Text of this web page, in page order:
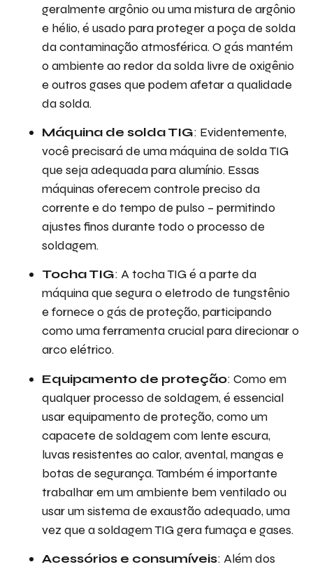
geralmente argônio ou uma mistura de argônio
e hélio, é usado para proteger a poça de solda
da contaminação atmosférica. O gás mantém
o ambiente ao redor da solda livre de oxigênio
e outros gases que podem afetar a qualidade
da solda.
Máquina de solda TIG: Evidentemente,
você precisará de uma máquina de solda TIG
que seja adequada para alumínio. Essas
máquinas oferecem controle preciso da
corrente e do tempo de pulso – permitindo
ajustes finos durante todo o processo de
soldagem.
Tocha TIG: A tocha TIG é a parte da
máquina que segura o eletrodo de tungstênio
e fornece o gás de proteção, participando
como uma ferramenta crucial para direcionar o
arco elétrico.
Equipamento de proteção: Como em
qualquer processo de soldagem, é essencial
usar equipamento de proteção, como um
capacete de soldagem com lente escura,
luvas resistentes ao calor, avental, mangas e
botas de segurança. Também é importante
trabalhar em um ambiente bem ventilado ou
usar um sistema de exaustão adequado, uma
vez que a soldagem TIG gera fumaça e gases.
Acessórios e consumíveis: Além dos